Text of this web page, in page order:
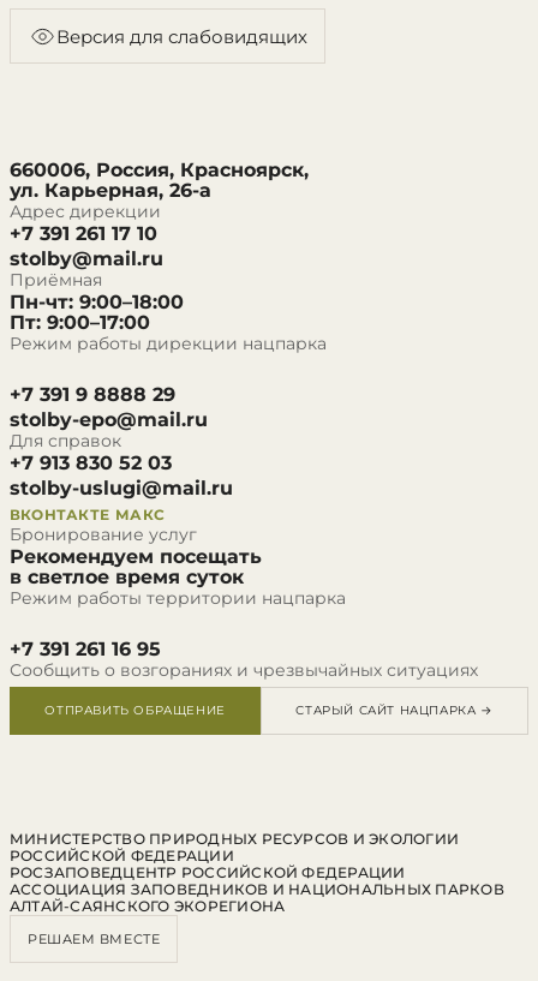
Версия для слабовидящих
660006, Россия, Красноярск,
ул. Карьерная, 26-а
Адрес дирекции
+7 391 261 17 10
stolby@mail.ru
Приёмная
Пн-чт: 9:00–18:00
Пт: 9:00–17:00
Режим работы дирекции нацпарка
+7 391 9 8888 29
stolby-epo@mail.ru
Для справок
+7 913 830 52 03
stolby-uslugi@mail.ru
ВКОНТАКТЕ МАКС
Бронирование услуг
Рекомендуем посещать
в светлое время суток
Режим работы территории нацпарка
+7 391 261 16 95
Сообщить о возгораниях и чрезвычайных ситуациях
ОТПРАВИТЬ ОБРАЩЕНИЕ СТАРЫЙ САЙТ НАЦПАРКА →
МИНИСТЕРСТВО ПРИРОДНЫХ РЕСУРСОВ И ЭКОЛОГИИ
РОССИЙСКОЙ ФЕДЕРАЦИИ
РОСЗАПОВЕДЦЕНТР РОССИЙСКОЙ ФЕДЕРАЦИИ
АССОЦИАЦИЯ ЗАПОВЕДНИКОВ И НАЦИОНАЛЬНЫХ ПАРКОВ
АЛТАЙ-САЯНСКОГО ЭКОРЕГИОНА
РЕШАЕМ ВМЕСТЕ